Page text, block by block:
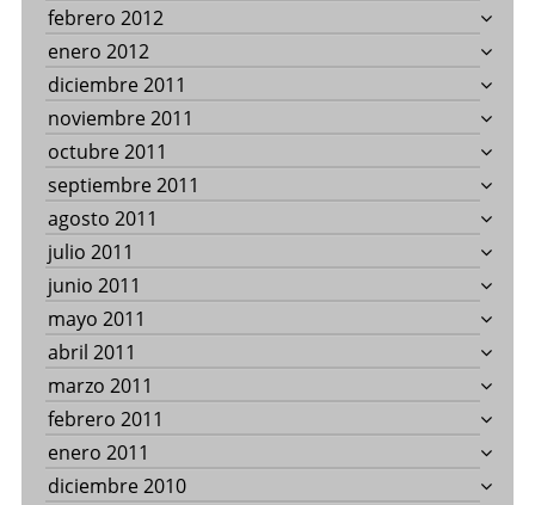
febrero 2012
enero 2012
diciembre 2011
noviembre 2011
octubre 2011
septiembre 2011
agosto 2011
julio 2011
junio 2011
mayo 2011
abril 2011
marzo 2011
febrero 2011
enero 2011
diciembre 2010